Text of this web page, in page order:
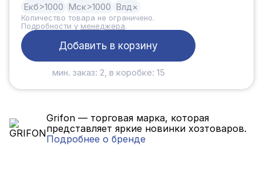
Екб>1000 Мск>1000 Влд ×
Количество товара не ограничено.
Подробности у менеджера.
Добавить в корзину
мин. заказ: 2, в коробке: 15
Grifon — торговая марка, которая
представляет яркие новинки хозтоваров.
Подробнее о бренде